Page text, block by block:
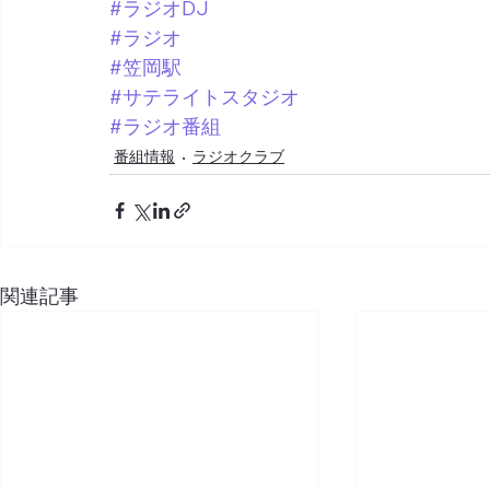
#ラジオDJ
#ラジオ
#笠岡駅
#サテライトスタジオ
#ラジオ番組
番組情報 ラジオクラブ
関連記事